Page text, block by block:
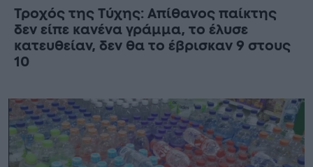
Τροχός της Τύχης: Απίθανος παίκτης
δεν είπε κανένα γράμμα, το έλυσε
κατευθείαν, δεν θα το έβρισκαν 9 στους
10